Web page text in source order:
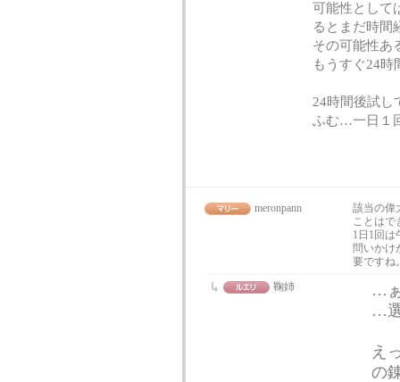
可能性として
るとまだ時間
その可能性あ
もうすぐ24時
24時間後試
ふむ…一日１
meronpann
該当の偉
ことはで
1日1回は
問いかけ
要ですね
鞠姉
…
…
え
の